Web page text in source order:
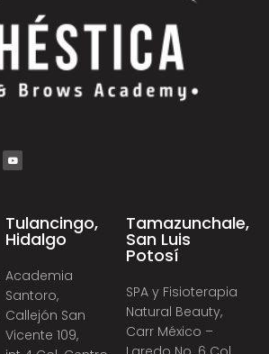
Tulancingo,
Hidalgo
Academia
Santoro,
Callejón San
Vicente 109,
Tamazunchale,
San Luis
Potosí
SPA y Fisioterapia
Natural Beauty,
Carr México –